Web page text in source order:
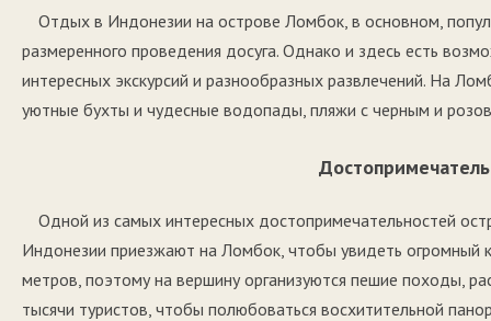
Отдых в Индонезии на острове Ломбок, в основном,
размеренного проведения досуга. Однако и здесь есть
интересных экскурсий и разнообразных развлечений. На
уютные бухты и чудесные водопады, пляжи с черным и
Одной из самых интересных достопримечательностей
Индонезии приезжают на Ломбок, чтобы увидеть огромный
метров, поэтому на вершину организуются пешие походы,
тысячи туристов, чтобы полюбоваться восхитительной